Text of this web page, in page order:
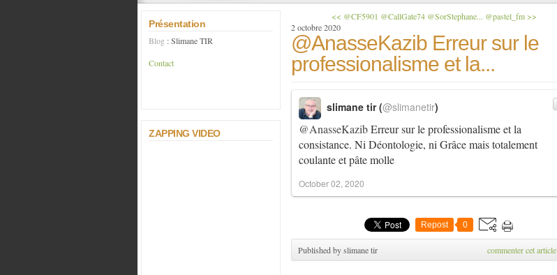
Présentation
Blog : Slimane TIR
Contact
ZAPPING VIDEO
<< @CF5901 @CallGate74 @SorStephane... @pastel_fm >>
2 octobre 2020
@AnasseKazib Erreur sur le
professionalisme et la...
@AnasseKazibErreur sur le professionalisme et la
consistance. Ni Déontologie, ni Grâce mais totalement
coulante et pâte molle
slimane tir (@slimanetir)
October 02, 2020
Repost 0
Published by slimane tir commenter cet article